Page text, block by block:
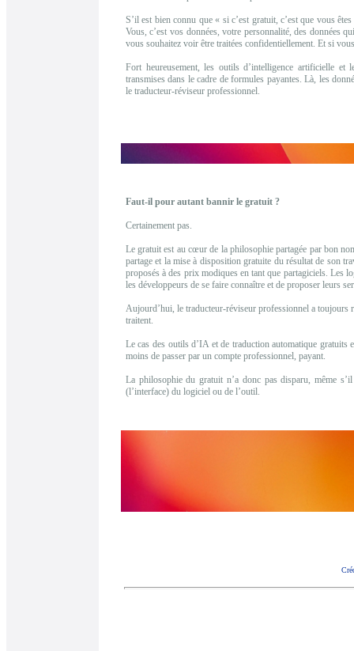
S’il est bien connu que « si c’est gratuit, c’est que vous
Vous, c’est vos données, votre personnalité, des données
vous souhaitez voir être traitées confidentiellement. Et si
Fort heureusement, les outils d’intelligence artificielle
transmises dans le cadre de formules payantes. Là, les
le traducteur-réviseur professionnel.
Faut-il pour autant bannir le gratuit ?
Certainement pas.
Le gratuit est au cœur de la philosophie partagée par bon
partage et la mise à disposition gratuite du résultat de son
proposés à des prix modiques en tant que partagiciels. Les
les développeurs de se faire connaître et de proposer leurs
Aujourd’hui, le traducteur-réviseur professionnel a toujours
traitent.
Le cas des outils d’IA et de traduction automatique
moins de passer par un compte professionnel, payant.
La philosophie du gratuit n’a donc pas disparu, même
(l’interface) du logiciel ou de l’outil.